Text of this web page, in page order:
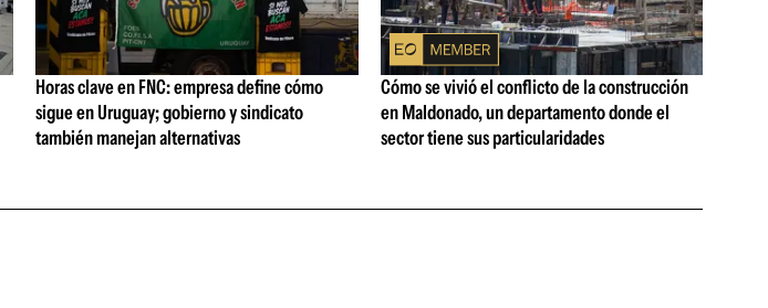
Horas clave en FNC: empresa define cómo
sigue en Uruguay; gobierno y sindicato
también manejan alternativas
Cómo se vivió el conflicto de la construcción
en Maldonado, un departamento donde el
sector tiene sus particularidades